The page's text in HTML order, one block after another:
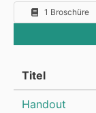
1 Broschüre
Titel
Handout